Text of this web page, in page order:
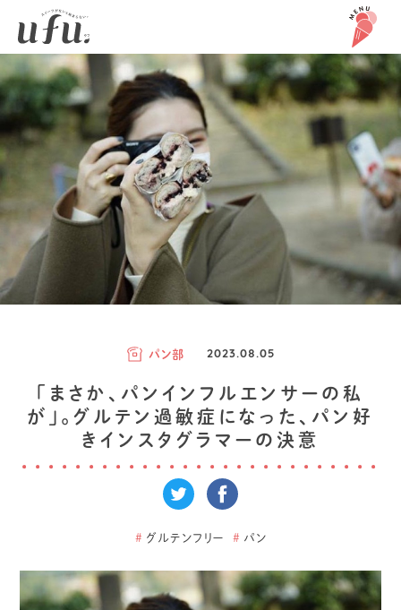
パン部 2023.08.05
「まさか、パンインフルエンサーの私
が」。グルテン過敏症になった、パン好
きインスタグラマーの決意
# グルテンフリー # パン